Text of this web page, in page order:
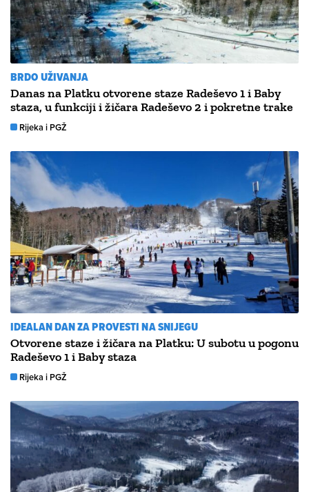
BRDO UŽIVANJA
Danas na Platku otvorene staze Radeševo 1 i Baby
staza, u funkciji i žičara Radeševo 2 i pokretne trake
Rijeka i PGŽ
IDEALAN DAN ZA PROVESTI NA SNIJEGU
Otvorene staze i žičara na Platku: U subotu u pogonu
Radeševo 1 i Baby staza
Rijeka i PGŽ